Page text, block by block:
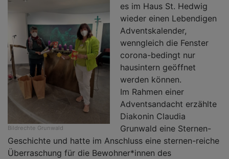
Bildrechte Grunwald
es im Haus St. Hedwig
wieder einen Lebendigen
Adventskalender,
wenngleich die Fenster
corona-bedingt nur
hausintern geöffnet
werden können.
Im Rahmen einer
Adventsandacht erzählte
Diakonin Claudia
Grunwald eine Sternen-
Geschichte und hatte im Anschluss eine sternen-reiche
Überraschung für die Bewohner*innen des